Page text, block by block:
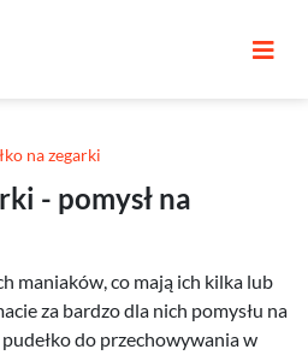
na zegarki
- pomysł na
maniaków, co mają ich kilka lub
za bardzo dla nich pomysłu na
do przechowywania w